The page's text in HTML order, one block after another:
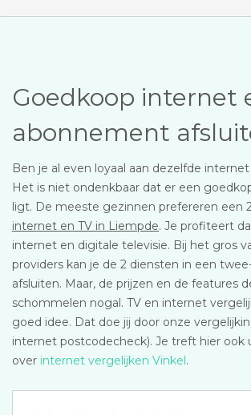
Goedkoop internet
abonnement
Ben je al even loyaal aan dezelfde
Het is niet ondenkbaar dat er een
ligt. De meeste gezinnen prefereren een
internet en TV in Liempde. Je profiteert
internet en digitale televisie. Bij het gros
providers kan je de 2 diensten in een
afsluiten. Maar, de prijzen en de features
schommelen nogal. TV en internet
goed idee. Dat doe jij door onze
internet postcodecheck). Je treft hier ook
over internet vergelijken Vinkel.